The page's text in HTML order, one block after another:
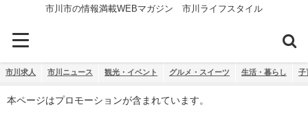
市川市の情報満載WEBマガジン 市川ライフスタイル
市川求人 市川ニュース 観光・イベント グルメ・スイーツ 生活・暮らし 子
本ページはプロモーションが含まれています。